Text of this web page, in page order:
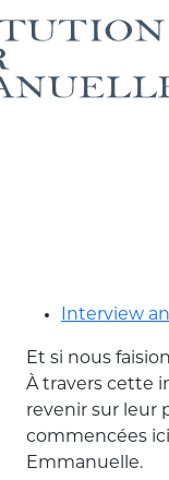
Interview
Et si nous
À travers cette
revenir sur leur
commencées
Emmanuelle.